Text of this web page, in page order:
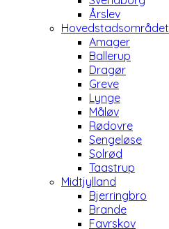
Årslev
Hovedstadsområdet
Amager
Ballerup
Dragør
Greve
Lynge
Måløv
Rødovre
Sengeløse
Solrød
Taastrup
Midtjylland
Bjerringbro
Brande
Favrskov